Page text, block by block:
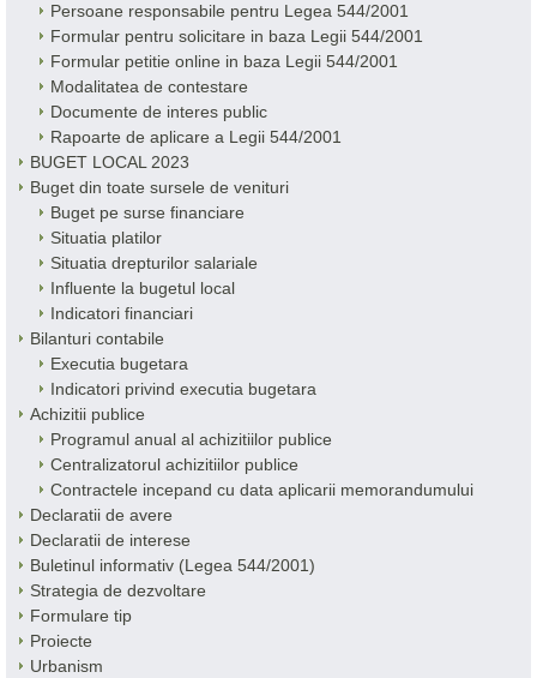
Persoane responsabile pentru Legea 544/2001
Formular pentru solicitare in baza Legii 544/2001
Formular petitie online in baza Legii 544/2001
Modalitatea de contestare
Documente de interes public
Rapoarte de aplicare a Legii 544/2001
BUGET LOCAL 2023
Buget din toate sursele de venituri
Buget pe surse financiare
Situatia platilor
Situatia drepturilor salariale
Influente la bugetul local
Indicatori financiari
Bilanturi contabile
Executia bugetara
Indicatori privind executia bugetara
Achizitii publice
Programul anual al achizitiilor publice
Centralizatorul achizitiilor publice
Contractele incepand cu data aplicarii memorandumului
Declaratii de avere
Declaratii de interese
Buletinul informativ (Legea 544/2001)
Strategia de dezvoltare
Formulare tip
Proiecte
Urbanism